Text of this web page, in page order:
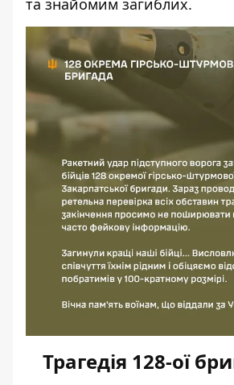
та знайомим загиблих.
Трагедія 128-ої